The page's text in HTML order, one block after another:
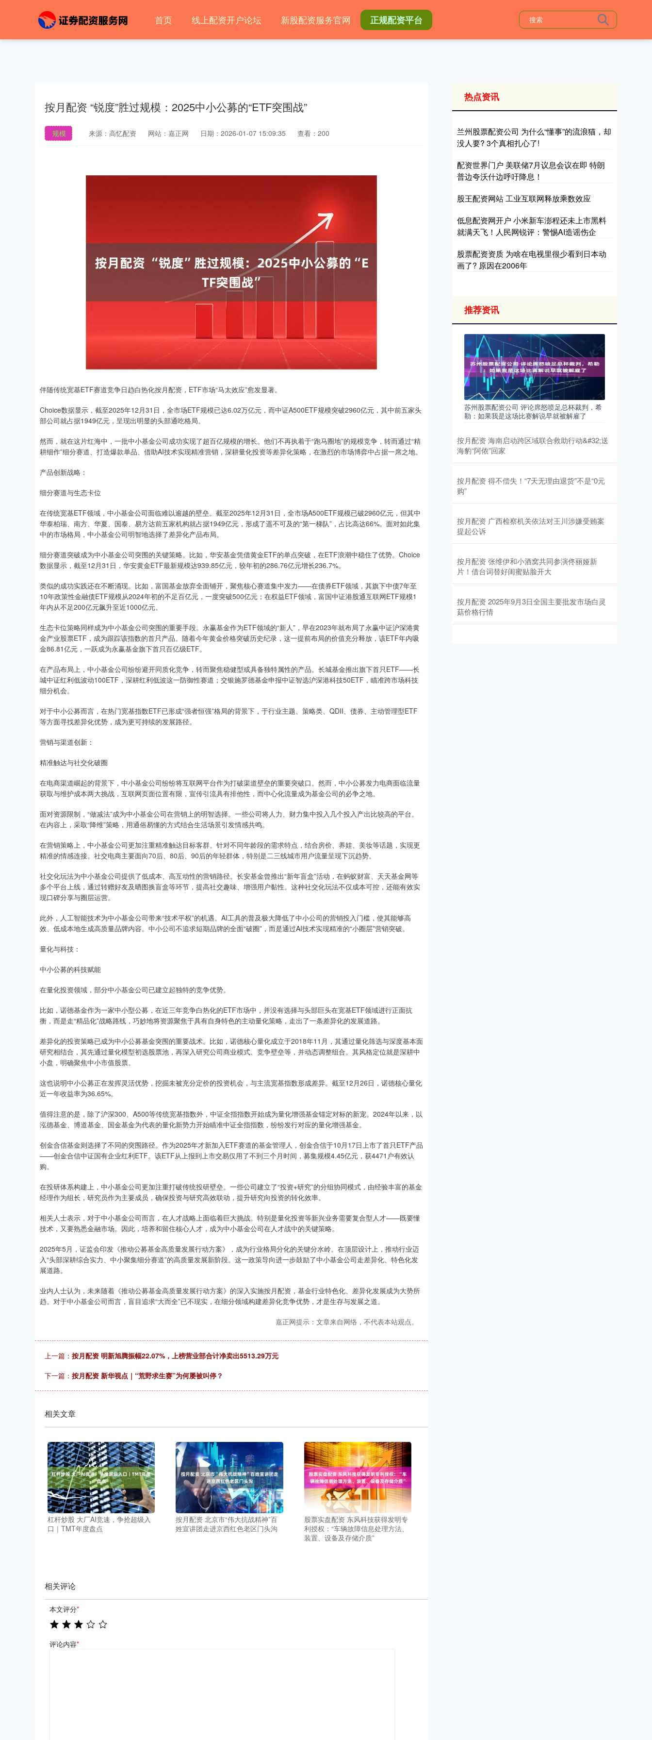
首页 线上配资开户论坛 新股配资服务官网 正规配资平台
按月配资 “锐度”胜过规模：2025中小公募的“ETF突围战”
规模 来源：高忆配资 网站：嘉正网 日期：2026-01-07 15:09:35 查看：200
伴随传统宽基ETF赛道竞争日趋白热化按月配资，ETF市场“马太效应”愈发显著。
Choice数据显示，截至2025年12月31日，全市场ETF规模已达6.02万亿元，而中证A500ETF规模突破2960亿元，其中前五家头
部公司就占据1949亿元，呈现出明显的头部通吃格局。
然而，就在这片红海中，一批中小基金公司成功实现了超百亿规模的增长。他们不再执着于“跑马圈地”的规模竞争，转而通过“精
耕细作”细分赛道、打造爆款单品、借助AI技术实现精准营销，深耕量化投资等差异化策略，在激烈的市场博弈中占据一席之地。
产品创新战略：
细分赛道与生态卡位
在传统宽基ETF领域，中小基金公司面临难以逾越的壁垒。截至2025年12月31日，全市场A500ETF规模已破2960亿元，但其中
华泰柏瑞、南方、华夏、国泰、易方达前五家机构就占据1949亿元，形成了遥不可及的“第一梯队”，占比高达66%。面对如此集
中的市场格局，中小基金公司明智地选择了差异化产品布局。
细分赛道突破成为中小基金公司突围的关键策略。比如，华安基金凭借黄金ETF的单点突破，在ETF浪潮中稳住了优势。Choice
数据显示，截至12月31日，华安黄金ETF最新规模达939.85亿元，较年初的286.76亿元增长236.7%。
类似的成功实践还在不断涌现。比如，富国基金放弃全面铺开，聚焦核心赛道集中发力——在债券ETF领域，其旗下中债7年至
10年政策性金融债ETF规模从2024年初的不足百亿元，一度突破500亿元；在权益ETF领域，富国中证港股通互联网ETF规模1
年内从不足200亿元飙升至近1000亿元。
生态卡位策略同样成为中小基金公司突围的重要手段。永赢基金作为ETF领域的“新人”，早在2023年就布局了永赢中证沪深港黄
金产业股票ETF，成为跟踪该指数的首只产品。随着今年黄金价格突破历史纪录，这一提前布局的价值充分释放，该ETF年内吸
金86.81亿元，一跃成为永赢基金旗下首只百亿级ETF。
在产品布局上，中小基金公司纷纷避开同质化竞争，转而聚焦稳健型或具备独特属性的产品。长城基金推出旗下首只ETF——长
城中证红利低波动100ETF，深耕红利低波这一防御性赛道；交银施罗德基金申报中证智选沪深港科技50ETF，瞄准跨市场科技
细分机会。
对于中小公募而言，在热门宽基指数ETF已形成“强者恒强”格局的背景下，于行业主题、策略类、QDII、债券、主动管理型ETF
等方面寻找差异化优势，成为更可持续的发展路径。
营销与渠道创新：
精准触达与社交化破圈
在电商渠道崛起的背景下，中小基金公司纷纷将互联网平台作为打破渠道壁垒的重要突破口。然而，中小公募发力电商面临流量
获取与维护成本两大挑战，互联网页面位置有限，宣传引流具有排他性，而中心化流量成为基金公司的必争之地。
面对资源限制，“做减法”成为中小基金公司在营销上的明智选择。一些公司将人力、财力集中投入几个投入产出比较高的平台。
在内容上，采取“降维”策略，用通俗易懂的方式结合生活场景引发情感共鸣。
在营销策略上，中小基金公司更加注重精准触达目标客群。针对不同年龄段的需求特点，结合房价、养娃、美妆等话题，实现更
精准的情感连接。社交电商主要面向70后、80后、90后的年轻群体，特别是二三线城市用户流量呈现下沉趋势。
社交化玩法为中小基金公司提供了低成本、高互动性的营销路径。长安基金曾推出“新年盲盒”活动，在蚂蚁财富、天天基金网等
多个平台上线，通过转赠好友及晒图换盲盒等环节，提高社交趣味、增强用户黏性。这种社交化玩法不仅成本可控，还能有效实
现口碑分享与圈层运营。
此外，人工智能技术为中小基金公司带来“技术平权”的机遇。AI工具的普及极大降低了中小公司的营销投入门槛，使其能够高
效、低成本地生成高质量品牌内容。中小公司不追求短期品牌的全面“破圈”，而是通过AI技术实现精准的“小圈层”营销突破。
量化与科技：
中小公募的科技赋能
在量化投资领域，部分中小基金公司已建立起独特的竞争优势。
比如，诺德基金作为一家中小型公募，在近三年竞争白热化的ETF市场中，并没有选择与头部巨头在宽基ETF领域进行正面抗
衡，而是走“精品化”战略路线，巧妙地将资源聚焦于具有自身特色的主动量化策略，走出了一条差异化的发展道路。
差异化的投资策略已成为中小公募基金突围的重要战术。比如，诺德核心量化成立于2018年11月，其通过量化筛选与深度基本面
研究相结合，其先通过量化模型初选股票池，再深入研究公司商业模式、竞争壁垒等，并动态调整组合。其风格定位就是深耕中
小盘，明确聚焦中小市值股票。
这也说明中小公募正在发挥灵活优势，挖掘未被充分定价的投资机会，与主流宽基指数形成差异。截至12月26日，诺德核心量化
近一年收益率为36.65%。
值得注意的是，除了沪深300、A500等传统宽基指数外，中证全指指数开始成为量化增强基金锚定对标的新宠。2024年以来，以
泓德基金、博道基金、国金基金为代表的量化新势力开始瞄准中证全指指数，纷纷发行对应的量化增强基金。
创金合信基金则选择了不同的突围路径。作为2025年才新加入ETF赛道的基金管理人，创金合信于10月17日上市了首只ETF产品
——创金合信中证国有企业红利ETF。该ETF从上报到上市交易仅用了不到三个月时间，募集规模4.45亿元，获4471户有效认
购。
在投研体系构建上，中小基金公司更加注重打破传统投研壁垒。一些公司建立了“投资+研究”的分组协同模式，由经验丰富的基金
经理作为组长，研究员作为主要成员，确保投资与研究高效联动，提升研究向投资的转化效率。
相关人士表示，对于中小基金公司而言，在人才战略上面临着巨大挑战。特别是量化投资等新兴业务需要复合型人才——既要懂
技术，又要熟悉金融市场。因此，培养和留住核心人才，成为中小基金公司在人才战中的关键策略。
2025年5月，证监会印发《推动公募基金高质量发展行动方案》，成为行业格局分化的关键分水岭。在顶层设计上，推动行业迈
入“头部深耕综合实力、中小聚集细分赛道”的高质量发展新阶段。这一政策导向进一步鼓励了中小基金公司走差异化、特色化发
展道路。
业内人士认为，未来随着《推动公募基金高质量发展行动方案》的深入实施按月配资，基金行业特色化、差异化发展成为大势所
趋。对于中小基金公司而言，盲目追求“大而全”已不现实，在细分领域构建差异化竞争优势，才是生存与发展之道。
嘉正网提示：文章来自网络，不代表本站观点。
上一篇： 按月配资 明新旭腾振幅22.07%，上榜营业部合计净卖出5513.29万元
下一篇： 按月配资 新华视点｜“荒野求生赛”为何屡被叫停？
相关文章
杠杆炒股 大厂AI竞速，争抢超级入
口｜TMT年度盘点
按月配资 北京市“伟大抗战精神”百
姓宣讲团走进京西红色老区门头沟
股票实盘配资 东风科技获得发明专
利授权：“车辆故障信息处理方法、
装置、设备及存储介质”
相关评论
本文评分*
评论内容*
热点资讯
兰州股票配资公司 为什么“懂事”的流浪猫，却
没人要? 3个真相扎心了!
配资世界门户 美联储7月议息会议在即 特朗
普边夸沃什边呼吁降息！
股王配资网站 工业互联网释放乘数效应
低息配资网开户 小米新车澎程还未上市黑料
就满天飞！人民网锐评：警惕AI造谣伤企
股票配资资质 为啥在电视里很少看到日本动
画了? 原因在2006年
推荐资讯
苏州股票配资公司 评论席怒喷足总杯裁判，希
勒：如果我是这场比赛解说早就被解雇了
按月配资 海南启动跨区域联合救助行动&#32;送
海豹“阿侬”回家
按月配资 得不偿失！“7天无理由退货”不是“0元
购”
按月配资 广西检察机关依法对王川涉嫌受贿案
提起公诉
按月配资 张维伊和小酒窝共同参演佟丽娅新
片！借台词替好闺蜜贴脸开大
按月配资 2025年9月3日全国主要批发市场白灵
菇价格行情